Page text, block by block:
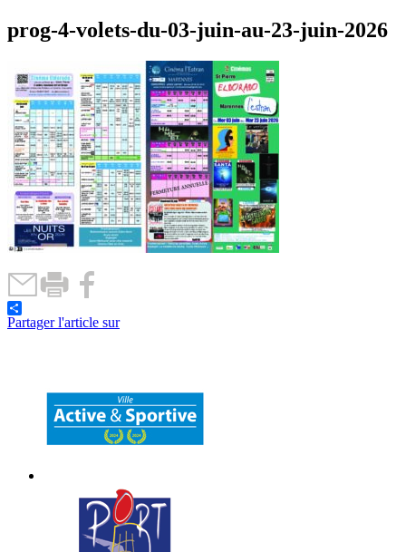
prog-4-volets-du-03-juin-au-23-juin-2026
Partager l'article sur